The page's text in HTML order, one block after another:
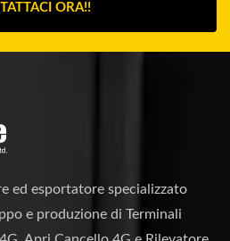
ORA!!
ed esportatore specializzato
e produzione di Terminali